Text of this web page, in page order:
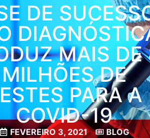
DE
MAIS DE
MILHÕES DE
PARA A
COVID-19
FEVEREIRO 3, 2021 BLOG